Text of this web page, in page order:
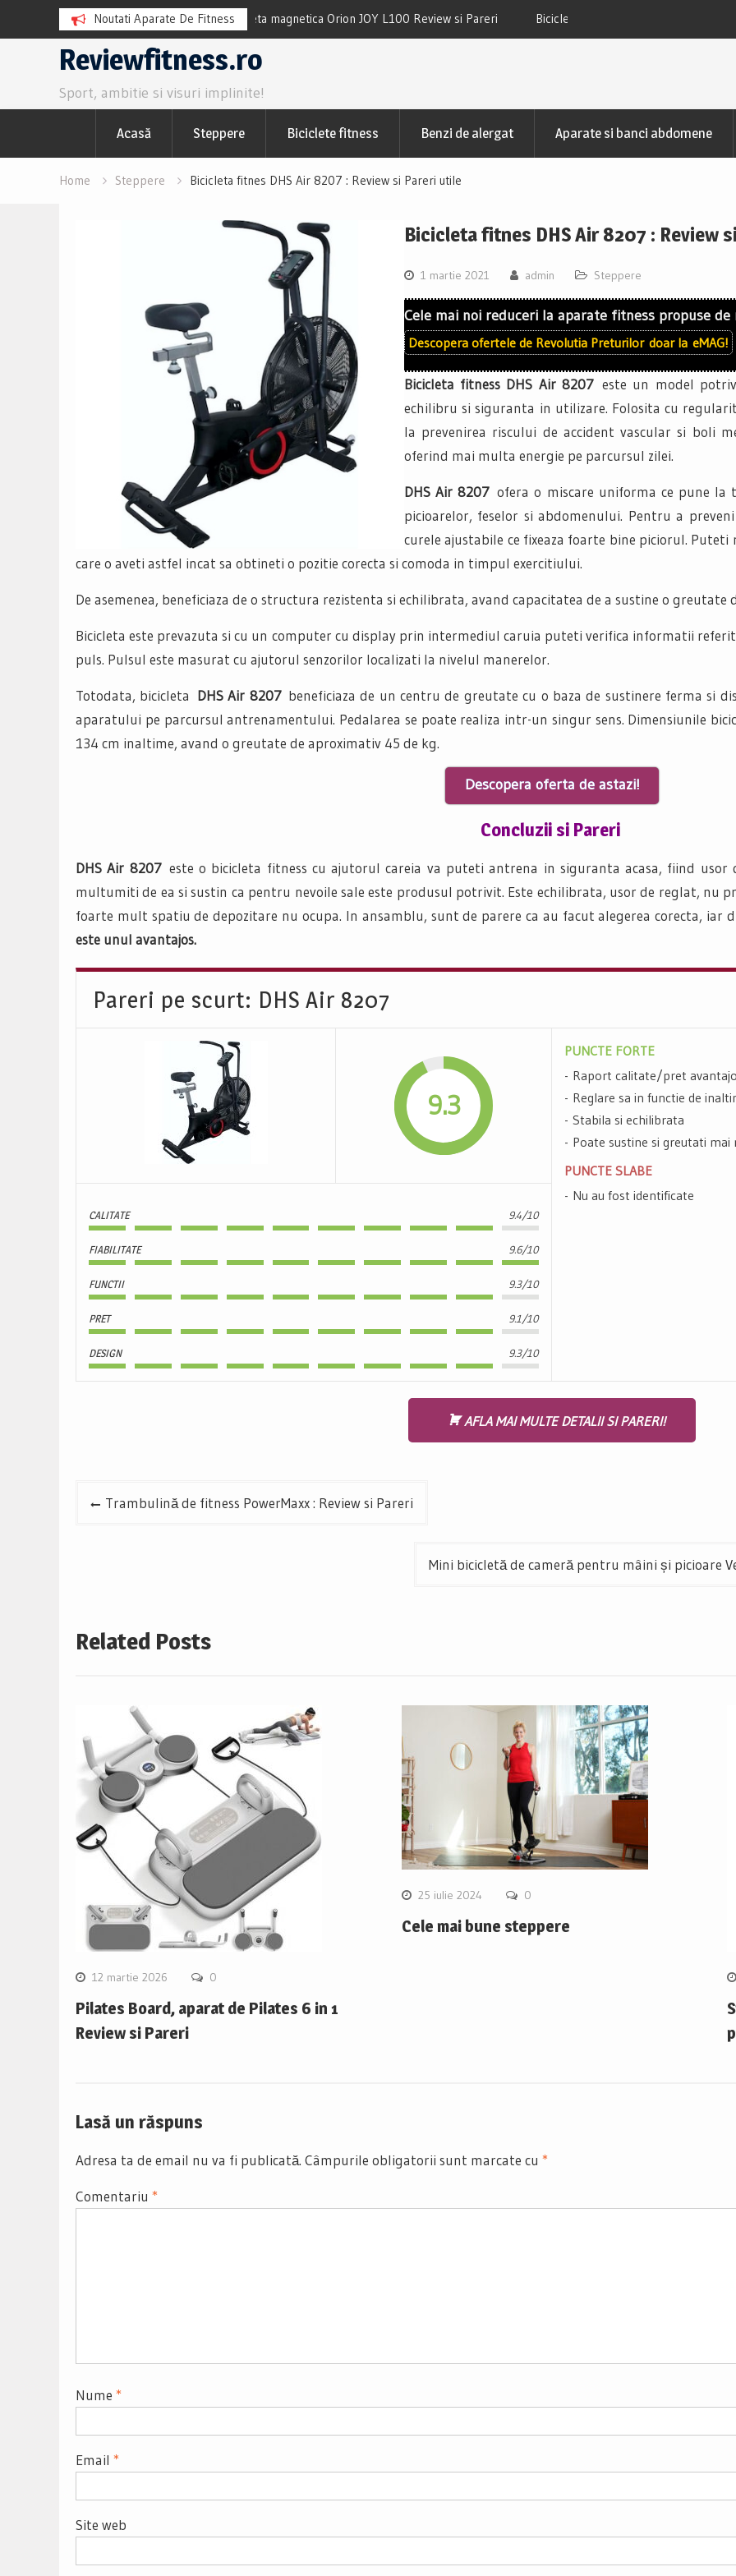
Noutati Aparate De Fitness
Orion JOY L100 Review si Pareri
Bicicleta spinning TECHFIT SBK800B Review si Pareri
utile
TECHFIT R400N Review si
Reviewfitness.ro
Sport, ambitie si visuri implinite!
Acasă Steppere Biciclete fitness Benzi de alergat Aparate si banci abdomene
Home Steppere Bicicleta fitnes DHS Air 8207 : Review si Pareri utile
Bicicleta fitnes DHS Air 8207 : Review
1 martie 2021 admin Steppere
Cele mai noi reduceri la aparate fitness propuse de
Descopera ofertele de Revolutia Preturilor doar la eMAG!
Bicicleta fitness DHS Air 8207este un model
echilibru si siguranta in utilizare. Folosita cu
la prevenirea riscului de accident vascular si boli
oferind mai multa energie pe parcursul zilei.
DHS Air 8207ofera o miscare uniforma ce pune
picioarelor, feselor si abdomenului. Pentru a
curele ajustabile ce fixeaza foarte bine piciorul.
care o aveti astfel incat sa obtineti o pozitie corecta si comoda in timpul exercitiului.
De asemenea, beneficiaza de o structura rezistenta si echilibrata, avand capacitatea de a sustine o greutate
Bicicleta este prevazuta si cu un computer cu display prin intermediul caruia puteti verifica informatii
puls. Pulsul este masurat cu ajutorul senzorilor localizati la nivelul manerelor.
Totodata, bicicleta DHS Air 8207 beneficiaza de un centru de greutate cu o baza de sustinere ferma si
aparatului pe parcursul antrenamentului. Pedalarea se poate realiza intr-un singur sens. Dimensiunile
134 cm inaltime, avand o greutate de aproximativ 45 de kg.
Descopera oferta de astazi!
Concluzii si Pareri
DHS Air 8207 este o bicicleta fitness cu ajutorul careia va puteti antrena in siguranta acasa, fiind
multumiti de ea si sustin ca pentru nevoile sale este produsul potrivit. Este echilibrata, usor de reglat, nu
foarte mult spatiu de depozitare nu ocupa. In ansamblu, sunt de parere ca au facut alegerea corecta,
este unul avantajos.
Pareri pe scurt: DHS Air 8207
9.3
CALITATE 9.4/10
FIABILITATE 9.6/10
FUNCTII 9.3/10
PRET 9.1/10
DESIGN 9.3/10
PUNCTE FORTE
Raport calitate/pret
Reglare sa in functie de
Stabila si echilibrata
Poate sustine si greutati mai
PUNCTE SLABE
Nu au fost identificate
AFLA MAI MULTE DETALII SI PARERI!
Navigare
Trambulină de fitness PowerMaxx : Review si Pareri
Mini bicicletă de cameră pentru mâini și picioare
Related Posts
12 martie 2026 0
Pilates Board, aparat de Pilates 6 in 1
Review si Pareri
25 iulie 2024 0
Cele mai bune steppere
Lasă un răspuns
Adresa ta de email nu va fi publicată. Câmpurile obligatorii sunt marcate cu *
Comentariu *
Nume *
Email *
Site web